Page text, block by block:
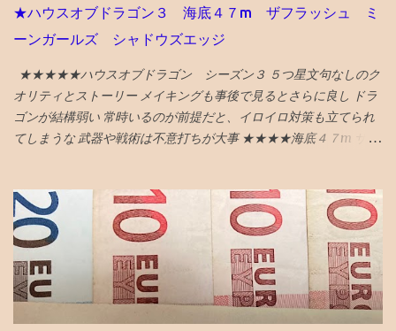
ュニティセンターであるプライドセンターを紹介。 ギフトリンク
なので全文読めます→ 2025年に行くべき52カ所の英語記事全文 〇
字（下に引用している山口の場合は...
見した 年をとってくると移植に使えなくなり、噛み合わせに役立
っていない親知らずの利用価値も低下してくるので、将来的には
をなくすために、歯を削るのもそんなに侵襲性が高い措置でもな
くなってくる ので、１ミリぐらい親知らずを削ってもらい、手前
の奥歯との段差をなくした ２食ほど食べてみたが、挟まらなくな
った 成功♪ なお、段差無くす作戦がダメだったら、 次策は周囲を
★ハウスオブドラゴン３ 海底４７m ザフラッシュ ミ
ーンガールズ シャドウズエッジ
★★★★★ハウスオブドラゴン シーズン３ ５つ星文句なしのク
オリティとストーリー メイキングも事後で見るとさらに良し ドラ
ゴンが結構弱い 常時いるのが前提だと、イロイロ対策も立てられ
てしまうな 武器や戦術は不意打ちが大事 ★★★★海底４７m サメ
気もしたが、 最後までエンタメ要素満載で楽しめる ★★★★ザ・
フラッシュ タイムトラベル系アクションの話。 直せるところと直
せない運命が哀しい ★ボーイキルズワールド ポイントが余ってい
たので４００P使ってしまったが、駄作 星４つにつられてみてしま
ったが、失敗した。 ★★★★ミーンガールズ 条件が整えば、誰も
が、意地悪になる可能性はある あからさまな敵を作りすぎるのも